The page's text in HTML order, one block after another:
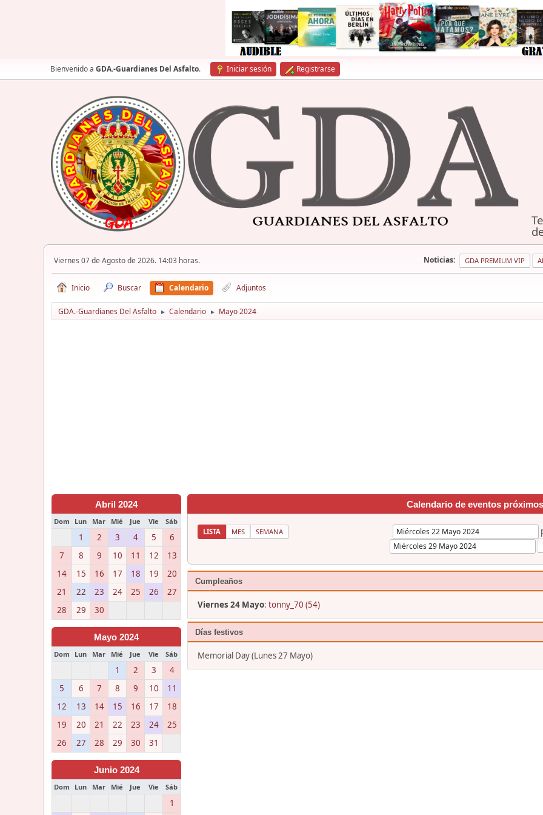
Bienvenido a GDA.-Guardianes Del Asfalto. Iniciar sesión Registrarse
Viernes 07 de Agosto de 2026. 14:03 horas. Noticias: GDA PREMIUM VIP
Inicio Buscar Calendario Adjuntos
GDA.-Guardianes Del Asfalto ► Calendario ► Mayo 2024
Abril 2024
Dom Lun Mar Mié Jue Vie Sáb
1 2 3 4 5
6
7
8 9 10 11 12
13
14
15 16 17 18 19
20
21
22 23 24 25 26
27
28
29 30
Mayo 2024
Dom Lun Mar Mié Jue Vie Sáb
1 2 3
4
5
6 7 8 9 10
11
12
13 14 15 16 17
18
19
20 21 22 23 24
25
26
27 28 29 30 31
Junio 2024
Dom Lun Mar Mié Jue Vie Sáb
1
Calendario de eventos próximos
LISTA MES SEMANA
Cumpleaños
Viernes 24 Mayo: tonny_70 (54)
Días festivos
Memorial Day (Lunes 27 Mayo)